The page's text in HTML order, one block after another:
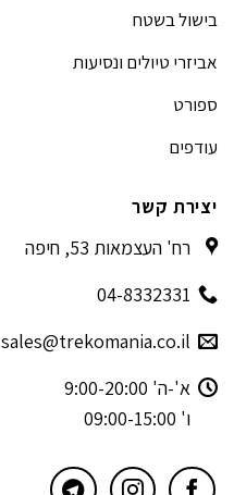
בישול בשטח
אביזרי טיולים ונסיעות
ספורט
עודפים
יצירת קשר
רח' העצמאות 53, חיפה
04-8332331
sales@trekomania.co.il
א'-ה' 9:00-20:00
ו' 09:00-15:00